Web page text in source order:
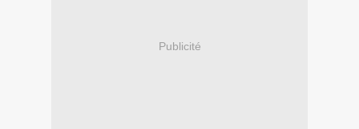
Publicité